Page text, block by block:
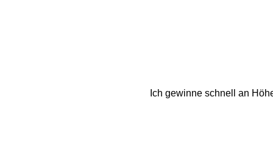
Ich gewinne schnell an